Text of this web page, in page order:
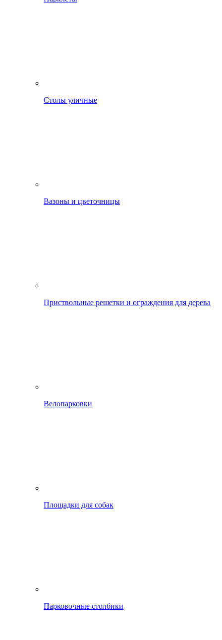
Столы уличные
Вазоны и цветочницы
Приствольные решетки и ограждения для дерева
Велопарковки
Площадки для собак
Парковочные столбики